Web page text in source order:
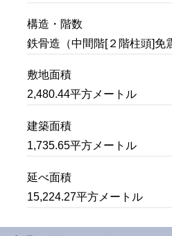
構造・階数
鉄骨造（中間階[２階柱頭]免
敷地面積
2,480.44平方メートル
建築面積
1,735.65平方メートル
延べ面積
15,224.27平方メートル